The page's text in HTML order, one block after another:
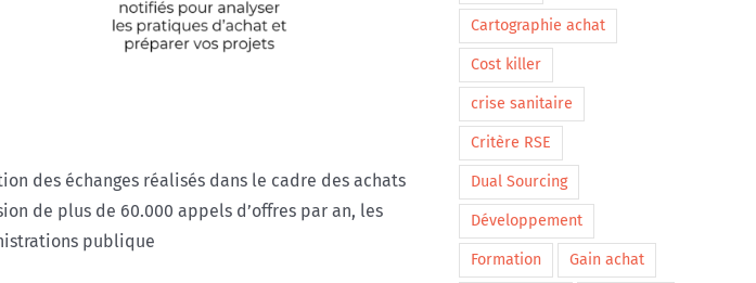
des échanges réalisés dans le cadre des achats
de plus de 60.000 appels d’offres par an, les
publique
Cartographie achat
Cost killer
crise sanitaire
Critère RSE
Dual Sourcing
Développement
Formation Gain achat